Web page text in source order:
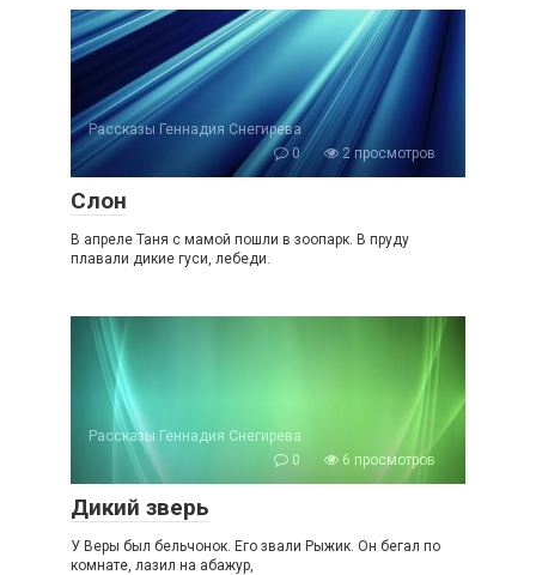
Рассказы Геннадия Снегирева
0
2 просмотров
Слон
В апреле Таня с мамой пошли в зоопарк. В пруду
плавали дикие гуси, лебеди.
Рассказы Геннадия Снегирева
0
6 просмотров
Дикий зверь
У Веры был бельчонок. Его звали Рыжик. Он бегал по
комнате, лазил на абажур,